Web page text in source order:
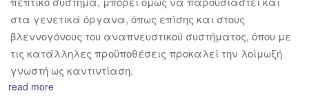
στα γενετικά όργανα, όπως επίσης και στους
βλεννογόνους του αναπνευστικού συστήματος, όπου με
τις κατάλληλες προϋποθέσεις προκαλεί την λοίμωξή
γνωστή ως καντιντίαση.
read more